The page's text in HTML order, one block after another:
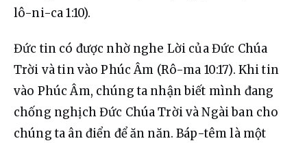
lô-ni-ca 1:10).
Đức tin có được nhờ nghe Lời của Đức Chúa
Trời và tin vào Phúc Âm (Rô-ma 10:17). Khi tin
vào Phúc Âm, chúng ta nhận biết mình đang
chống nghịch Đức Chúa Trời và Ngài ban cho
chúng ta ân điển để ăn năn. Báp-têm là một